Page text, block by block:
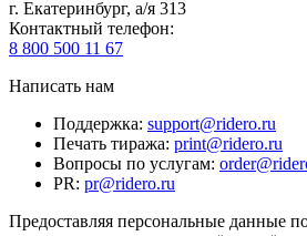
г. Екатеринбург, а/я 313
Контактный телефон:
8 800 500 11 67
Написать нам
Поддержка: support@ridero.ru
Печать тиража: print@ridero.ru
Вопросы по услугам:
PR: pr@ridero.ru
Предоставляя персональные данные